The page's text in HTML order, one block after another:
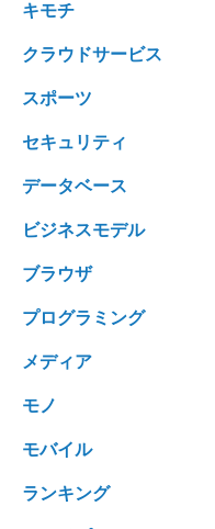
キモチ
クラウドサービス
スポーツ
セキュリティ
データベース
ビジネスモデル
ブラウザ
プログラミング
メディア
モノ
モバイル
ランキング